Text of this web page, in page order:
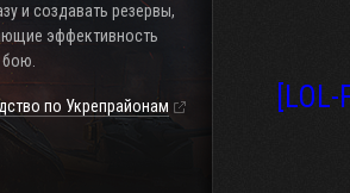
и создавать резервы,
эффективность
по Укрепрайонам [LOL-